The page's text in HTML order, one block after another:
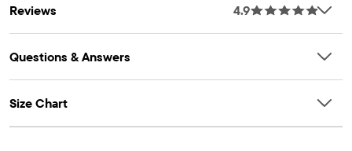
Reviews 4.9
Questions & Answers
Size Chart